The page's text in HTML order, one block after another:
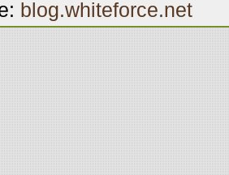
blog.whiteforce.net